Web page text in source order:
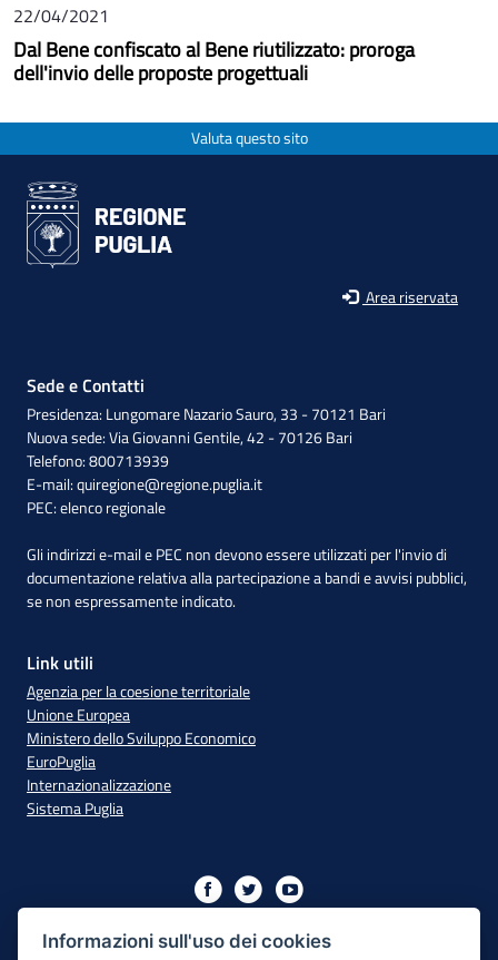
22/04/2021
Dal Bene confiscato al Bene riutilizzato: proroga
dell'invio delle proposte progettuali
Valuta questo sito
Area riservata
Sede e Contatti
Presidenza: Lungomare Nazario Sauro, 33 - 70121 Bari
Nuova sede: Via Giovanni Gentile, 42 - 70126 Bari
Telefono: 800713939
E-mail:quiregione@regione.puglia.it
PEC:elenco regionale
Gli indirizzi e-mail e PEC non devono essere utilizzati per l'invio di
documentazione relativa alla partecipazione a bandi e avvisi pubblici,
se non espressamente indicato.
Link utili
Agenzia per la coesione territoriale
Unione Europea
Ministero dello Sviluppo Economico
EuroPuglia
Internazionalizzazione
Sistema Puglia
XIII
Informazioni sull'uso dei cookies